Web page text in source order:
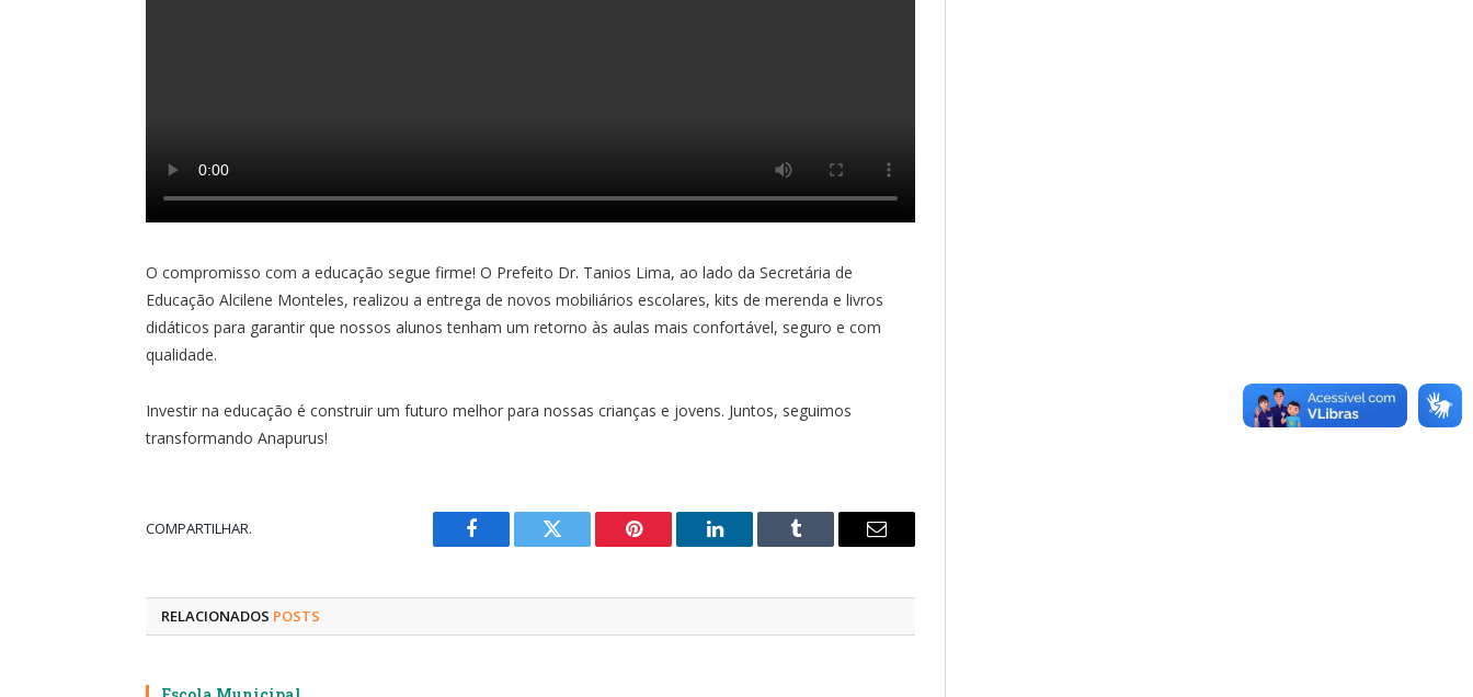
O compromisso com a educação segue firme! O Prefeito Dr. Tanios Lima, ao lado da Secretária de
Educação Alcilene Monteles, realizou a entrega de novos mobiliários escolares, kits de merenda e livros
didáticos para garantir que nossos alunos tenham um retorno às aulas mais confortável, seguro e com
qualidade.
Investir na educação é construir um futuro melhor para nossas crianças e jovens. Juntos, seguimos
transformando Anapurus!
COMPARTILHAR.
Facebook Twitter Pinterest LinkedIn Tumblr
E-
RELACIONADOS POSTS